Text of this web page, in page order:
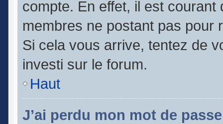
compte. En effet, il est
membres ne postant pas pour
Si cela vous arrive, tentez de
investi sur le forum.
Haut
J’ai perdu mon mot de